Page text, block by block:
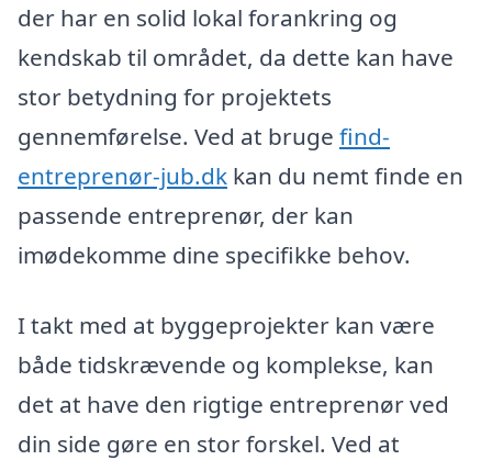
der har en solid lokal forankring og
kendskab til området, da dette kan have
stor betydning for projektets
gennemførelse. Ved at bruge find-
entreprenør-jub.dk kan du nemt finde en
passende entreprenør, der kan
imødekomme dine specifikke behov.
I takt med at byggeprojekter kan være
både tidskrævende og komplekse, kan
det at have den rigtige entreprenør ved
din side gøre en stor forskel. Ved at